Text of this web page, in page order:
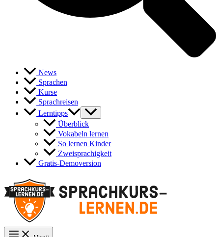
News
Sprachen
Kurse
Sprachreisen
Lerntipps
Überblick
Vokabeln lernen
So lernen Kinder
Zweisprachigkeit
Gratis-Demoversion